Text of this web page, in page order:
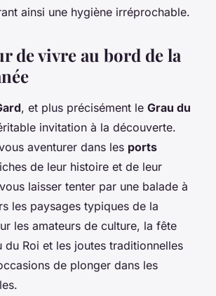
ainsi une hygiène irréprochable.
de vivre au bord de la
, et plus précisément le Grau du
invitation à la découverte.
aventurer dans les ports
de leur histoire et de leur
laisser tenter par une balade à
les paysages typiques de la
les amateurs de culture, la fête
du Roi et les joutes traditionnelles
de plonger dans les